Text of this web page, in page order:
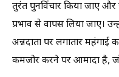
तुरंत पुनर्विचार किया जाए
प्रभाव से वापस लिया जाए।
अन्नदाता पर लगातार महंगाई
कमजोर करने पर आमादा है, जो